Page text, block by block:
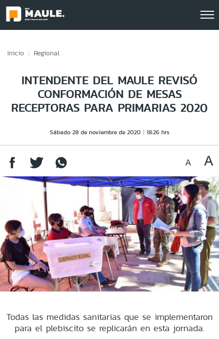
Inicio Regional
INTENDENTE DEL MAULE REVISÓ
CONFORMACIÓN DE MESAS
RECEPTORAS PARA PRIMARIAS 2020
Sábado 28 de noviembre de 2020 18:26 hrs
Todas las medidas sanitarias que se implementaron
para el plebiscito se replicarán en esta jornada.